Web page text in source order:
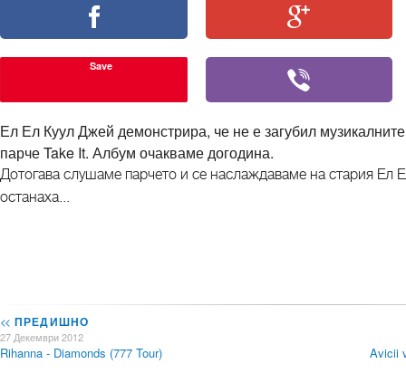
Save
Ел Ел Куул Джей демонстрира, че не е загубил
парче Take It. Албум очакваме догодина.
Дотогава слушаме парчето и се наслаждаваме на стария Ел
останаха...
<< ПРЕДИШНО
27 Декември 2012
Rihanna - Diamonds (777 Tour) Avicii